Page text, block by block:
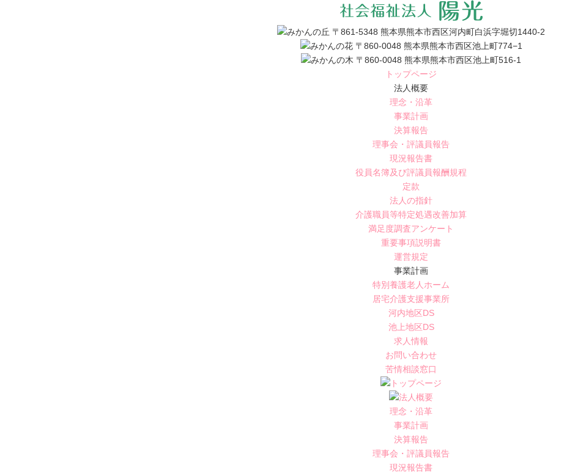
〒861-5348 熊本県熊本市西区河内町白浜字堀切1440-2
〒860-0048 熊本県熊本市西区池上町774−1
〒860-0048 熊本県熊本市西区池上町516-1
トップページ
法人概要
理念・沿革
事業計画
決算報告
理事会・評議員報告
現況報告書
役員名簿及び評議員報酬規程
定款
法人の指針
介護職員等特定処遇改善加算
満足度調査アンケート
重要事項説明書
運営規定
事業計画
特別養護老人ホーム
居宅介護支援事業所
河内地区DS
池上地区DS
求人情報
お問い合わせ
苦情相談窓口
理念・沿革
事業計画
決算報告
理事会・評議員報告
現況報告書